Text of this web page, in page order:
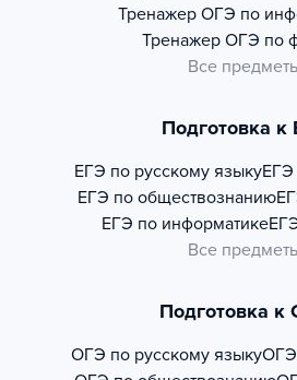
Тренажер ОГЭ по
Тренажер ОГЭ по
Все
Подготовка к
ЕГЭ по русскому языкуЕГЭ
ЕГЭ по обществознанию
ЕГЭ по информатике
Все
Подготовка к
ОГЭ по русскому языкуОГЭ